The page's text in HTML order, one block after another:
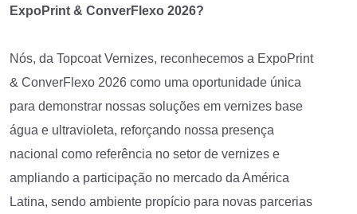
ExpoPrint & ConverFlexo 2026?
Nós, da Topcoat Vernizes, reconhecemos a ExpoPrint
& ConverFlexo 2026 como uma oportunidade única
para demonstrar nossas soluções em vernizes base
água e ultravioleta, reforçando nossa presença
nacional como referência no setor de vernizes e
ampliando a participação no mercado da América
Latina, sendo ambiente propício para novas parcerias